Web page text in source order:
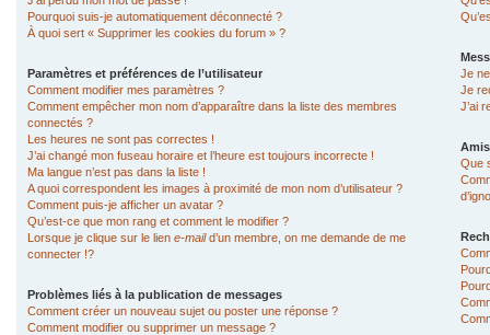
Pourquoi suis-je automatiquement déconnecté ?
À quoi sert « Supprimer les cookies du forum » ?
Paramètres et préférences de l’utilisateur
Comment modifier mes paramètres ?
Comment empêcher mon nom d’apparaître dans la liste des membres
connectés ?
Les heures ne sont pas correctes !
J’ai changé mon fuseau horaire et l’heure est toujours incorrecte !
Ma langue n’est pas dans la liste !
A quoi correspondent les images à proximité de mon nom d’utilisateur ?
Comment puis-je afficher un avatar ?
Qu’est-ce que mon rang et comment le modifier ?
Lorsque je clique sur le lien e-maild’un membre, on me demande de me
connecter !?
Problèmes liés à la publication de messages
Comment créer un nouveau sujet ou poster une réponse ?
Comment modifier ou supprimer un message ?
Je
Je
J’ai
Que